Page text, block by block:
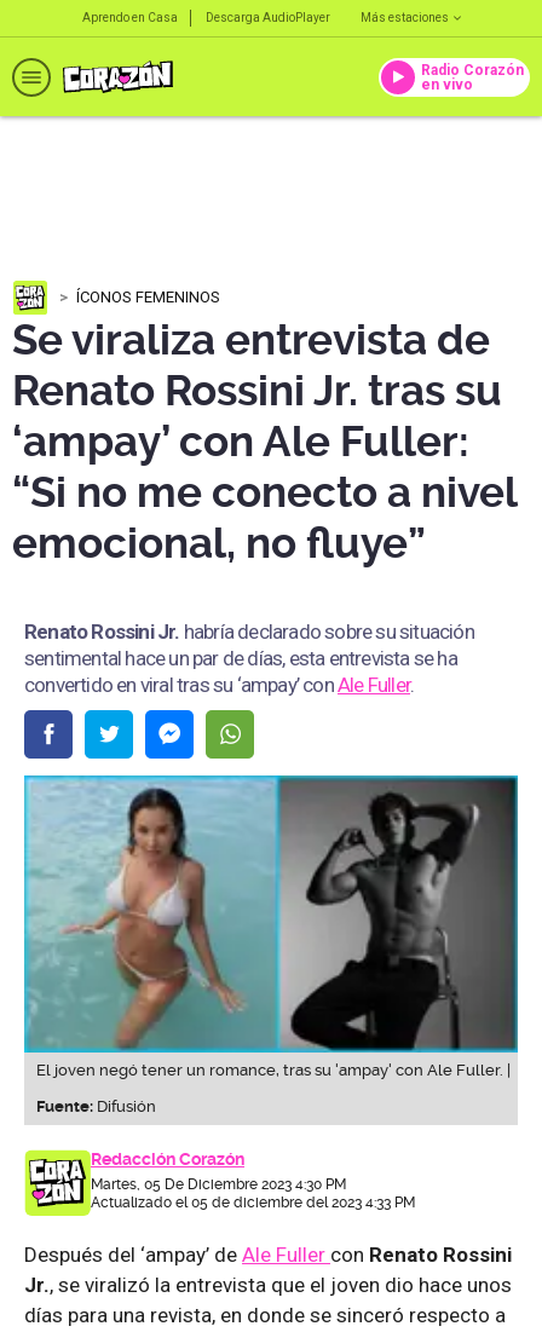
Aprendo en Casa Descarga AudioPlayer Más estaciones
Radio Corazón
en vivo
ÍCONOS FEMENINOS
Se viraliza entrevista de
Renato Rossini Jr. tras su
‘ampay’ con Ale Fuller:
“Si no me conecto a nivel
emocional, no fluye”
Renato Rossini Jr. habría declarado sobre su situación
sentimental hace un par de días, esta entrevista se ha
convertido en viral tras su ‘ampay’ conAle Fuller.
El joven negó tener un romance, tras su 'ampay' con Ale Fuller. |
Fuente: Difusión
Redacción Corazón
Martes, 05 De Diciembre 2023 4:30 PM
Actualizado el 05 de diciembre del 2023 4:33 PM
Después del ‘ampay’ de Ale Fuller con Renato Rossini
Jr., se viralizó la entrevista que el joven dio hace unos
días para una revista, en donde se sinceró respecto a